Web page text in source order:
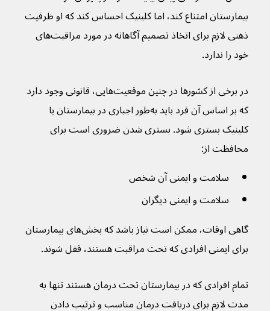
بیمارستان امتناع کند، اما کلینیک احساس کند که او ظرفیت
ذهنی لازم برای اتخاذ تصمیم آگاهانه در مورد مراقبت‌های
خود را ندارد.
در برخی از کشورها در چنین موقعیت‌هایی، قانونی وجود دارد
که بر اساس آن فرد باید به‌طور اجباری در بیمارستان یا
کلینیک بستری شود. بستری شدن ضروری است برای
محافظت از:
سلامت و ایمنی آن شخص
سلامت و ایمنی دیگران
گاهی اوقات، ممکن است نیاز باشد که بخش‌های بیمارستان
برای ایمنی افرادی که تحت مراقبت هستند، قفل شوند.
تمام افرادی که در بیمارستان تحت درمان هستند تنها به
مدت لازم برای دریافت درمان مناسب و ترتیب دادن